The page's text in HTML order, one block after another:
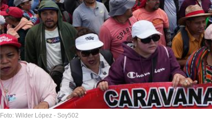
Foto: Wilder López - Soy502